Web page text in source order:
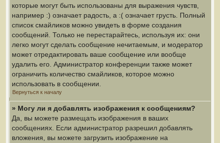
которые могут быть использованы для выражения чувств,
например :) означает радость, а :( означает грусть. Полный
список смайликов можно увидеть в форме создания
сообщений. Только не перестарайтесь, используя их: они
легко могут сделать сообщение нечитаемым, и модератор
может отредактировать ваше сообщение или вообще
удалить его. Администратор конференции также может
ограничить количество смайликов, которое можно
использовать в сообщении.
Вернуться к началу
» Могу ли я добавлять изображения к сообщениям?
Да, вы можете размещать изображения в ваших
сообщениях. Если администратор разрешил добавлять
вложения, вы можете загрузить изображение на